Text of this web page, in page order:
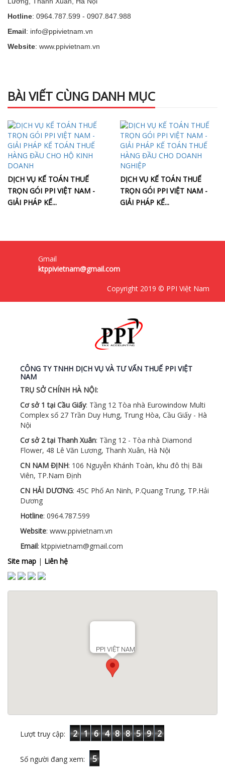
Hotline: 0964.787.599 - 0907.847.988
Email: info@ppivietnam.vn
Website: www.ppivietnam.vn
BÀI VIẾT CÙNG DANH MỤC
DỊCH VỤ KẾ TOÁN THUẾ
TRỌN GÓI PPI VIỆT NAM -
GIẢI PHÁP KẾ...
DỊCH VỤ KẾ TOÁN THUẾ
TRỌN GÓI PPI VIỆT NAM -
GIẢI PHÁP KẾ...
Gmail
ktppivietnam@gmail.com
Copyright 2019 © PPI Việt Nam
CÔNG TY TNHH DỊCH VỤ VÀ TƯ VẤN THUẾ PPI VIỆT
NAM
TRỤ SỞ CHÍNH HÀ NỘI:
Cơ sở 1 tại Cầu Giấy: Tầng 12 Tòa nhà Eurowindow Multi
Complex số 27 Trần Duy Hưng, Trung Hòa, Cầu Giấy - Hà
Nội
Cơ sở 2 tại Thanh Xuân: Tầng 12 - Tòa nhà Diamond
Flower, 48 Lê Văn Lương, Thanh Xuân, Hà Nội
CN NAM ĐỊNH: 106 Nguyễn Khánh Toàn, khu đô thị Bãi
Viên, TP.Nam Định
CN HẢI DƯƠNG: 45C Phố An Ninh, P.Quang Trung, TP.Hải
Dương
Hotline: 0964.787.599
Website: www.ppivietnam.vn
Email: ktppivietnam@gmail.com
Site map | Liên hệ
PPI VIỆT NAM
Lượt truy cập: 2 1 6 4 8 8 5 9 2
Số người đang xem: 5